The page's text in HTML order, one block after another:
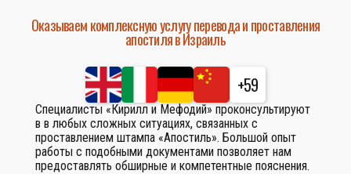
Оказываем комплексную услугу перевода и проставления
апостиля в Израиль
+59
Специалисты «Кирилл и Мефодий» проконсультируют
в в любых сложных ситуациях, связанных с
проставлением штампа «Апостиль». Большой опыт
работы с подобными документами позволяет нам
предоставлять обширные и компетентные пояснения.